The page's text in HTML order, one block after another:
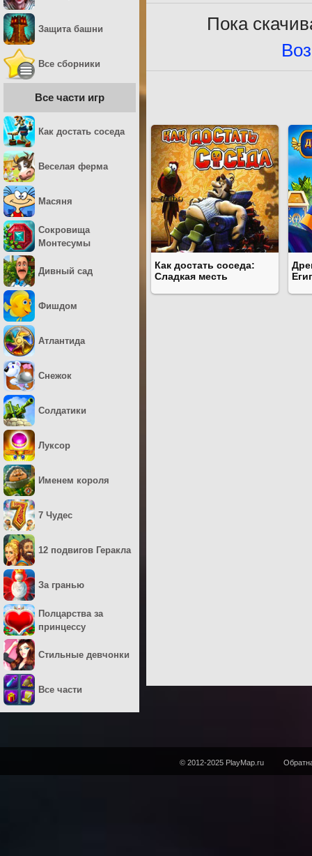
Пока
Как достать соседа:
Сладкая месть
Защита башни
Все сборники
Все части игр
Как достать соседа
Веселая ферма
Масяня
Сокровища
Монтесумы
Дивный сад
Фишдом
Атлантида
Снежок
Солдатики
Луксор
Именем короля
7 Чудес
12 подвигов Геракла
За гранью
Полцарства за
принцессу
Стильные девчонки
Все части
© 2012-2025 PlayMap.ru